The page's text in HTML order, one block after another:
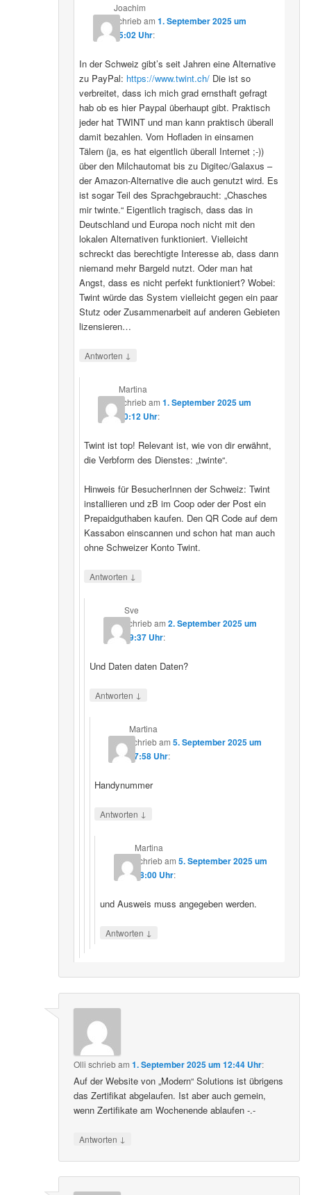
Joachim
schriebam 1. September 2025 um
15:02 Uhr:
In der Schweiz gibt’s seit Jahren eine Alternative
zu PayPal: https://www.twint.ch/Die ist so
verbreitet, dass ich mich grad ernsthaft gefragt
hab ob es hier Paypal überhaupt gibt. Praktisch
jeder hat TWINT und man kann praktisch überall
damit bezahlen. Vom Hofladen in einsamen
Tälern (ja, es hat eigentlich überall Internet ;-))
über den Milchautomat bis zu Digitec/Galaxus –
der Amazon-Alternative die auch genutzt wird. Es
ist sogar Teil des Sprachgebraucht: „Chasches
mir twinte.“ Eigentlich tragisch, dass das in
Deutschland und Europa noch nicht mit den
lokalen Alternativen funktioniert. Vielleicht
schreckt das berechtigte Interesse ab, dass dann
niemand mehr Bargeld nutzt. Oder man hat
Angst, dass es nicht perfekt funktioniert? Wobei:
Twint würde das System vielleicht gegen ein paar
Stutz oder Zusammenarbeit auf anderen Gebieten
lizensieren…
Antworten ↓
Martina
schriebam1. September 2025 um
20:12 Uhr:
Twint ist top! Relevant ist, wie von dir erwähnt,
die Verbform des Dienstes: „twinte“.
Hinweis für BesucherInnen der Schweiz: Twint
installieren und zB im Coop oder der Post ein
Prepaidguthaben kaufen. Den QR Code auf dem
Kassabon einscannen und schon hat man auch
ohne Schweizer Konto Twint.
Antworten ↓
Sve
schriebam 2. September 2025 um
19:37 Uhr:
Und Daten daten Daten?
Antworten ↓
Martina
schriebam5. September 2025 um
17:58 Uhr:
Handynummer
Antworten ↓
Martina
schriebam 5. September 2025 um
18:00 Uhr:
und Ausweis muss angegeben werden.
Antworten ↓
Olli schriebam1. September 2025 um 12:44 Uhr:
Auf der Website von „Modern“ Solutions ist übrigens
das Zertifikat abgelaufen. Ist aber auch gemein,
wenn Zertifikate am Wochenende ablaufen -.-
Antworten ↓